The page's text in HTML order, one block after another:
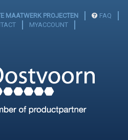
MAATWERK PROJECTEN
FAQ
MYACCOUNT